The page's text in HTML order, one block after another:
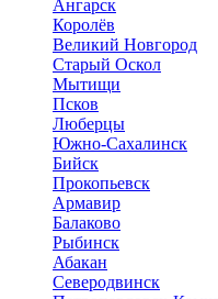
Ангарск
Королёв
Великий Новгород
Старый Оскол
Мытищи
Псков
Люберцы
Южно-Сахалинск
Бийск
Прокопьевск
Армавир
Балаково
Рыбинск
Абакан
Северодвинск